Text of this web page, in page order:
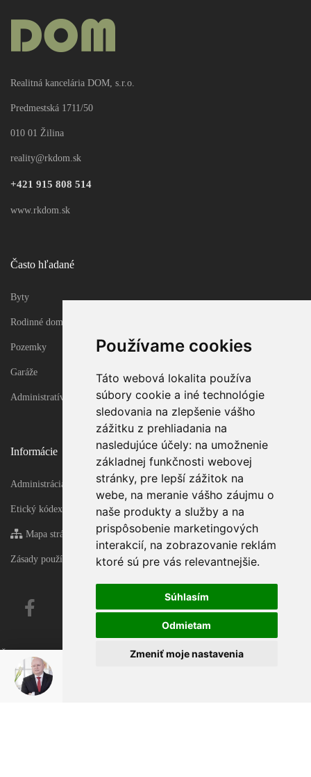
Používame cookies
Táto webová lokalita používa
súbory cookie a iné technológie
sledovania na zlepšenie vášho
zážitku z prehliadania na
nasledujúce účely: na umožnenie
základnej funkčnosti webovej
stránky, pre lepší zážitok na
webe, na meranie vášho záujmu o
naše produkty a služby a na
prispôsobenie marketingových
interakcií, na zobrazovanie reklám
ktoré sú pre vás relevantnejšie.
Súhlasím
Odmietam
Zmeniť moje nastavenia
Nivy, Bratislava
Realitná kancelária DOM, s.r.o.
Predmestská 1711/50
010 01 Žilina
reality@rkdom.sk
+421 915 808 514
www.rkdom.sk
Často hľadané
Byty
Rodinné domy
Pozemky
Garáže
Administratívne objekty
Informácie
Administrácia
Etický kódex
Mapa stránky
Zásady používania súborov cookie
Čas generovania 0.22443914413452 sekúnd!
Čas generovania - final 0.24532699584961 sekúnd!
Update cookies preferences